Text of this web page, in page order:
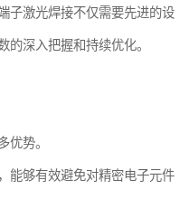
子激光焊接不仅需要先进的设
的深入把握和持续优化。
优势。
能够有效避免对精密电子元件